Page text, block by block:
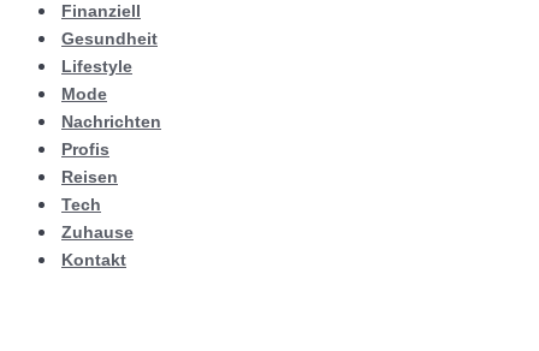
Finanziell
Gesundheit
Lifestyle
Mode
Nachrichten
Profis
Reisen
Tech
Zuhause
Kontakt